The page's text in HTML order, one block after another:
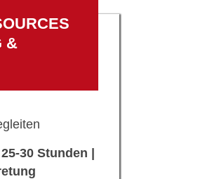
&
30 Stunden |